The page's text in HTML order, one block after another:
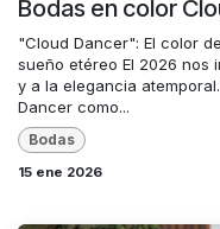
Bodas en color
"Cloud Dancer": El color
sueño etéreo El 2026 nos
y a la elegancia
Dancer como...
Bodas
15 ene 2026